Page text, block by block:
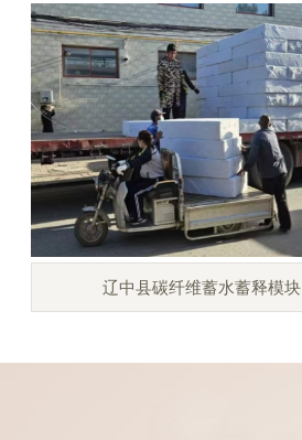
辽中县碳纤维蓄水蓄释模块